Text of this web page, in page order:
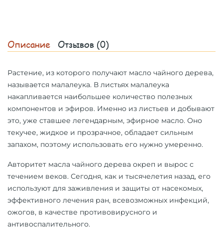
Описание Отзывов (0)
Растение, из которого получают масло чайного дерева,
называется малалеука. В листьях малалеука
накапливается наибольшее количество полезных
компонентов и эфиров. Именно из листьев и добывают
это, уже ставшее легендарным, эфирное масло. Оно
текучее, жидкое и прозрачное, обладает сильным
запахом, поэтому использовать его нужно умеренно.
Авторитет масла чайного дерева окреп и вырос с
течением веков. Сегодня, как и тысячелетия назад, его
используют для заживления и защиты от насекомых,
эффективного лечения ран, всевозможных инфекций,
ожогов, в качестве противовирусного и
антивоспалительного.